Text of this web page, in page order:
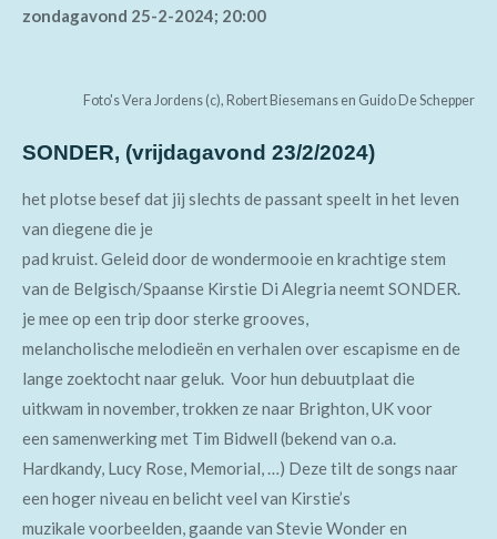
zondagavond 25-2-2024; 20:00
Foto's Vera Jordens (c), Robert Biesemans en Guido De Schepper
SONDER, (vrijdagavond 23/2/2024)
het plotse besef dat jij slechts de passant speelt in het leven
van diegene die je
pad kruist. Geleid door de wondermooie en krachtige stem
van de Belgisch/Spaanse Kirstie Di Alegria neemt SONDER.
je mee op een trip door sterke grooves,
melancholische melodieën en verhalen over escapisme en de
lange zoektocht naar geluk. Voor hun debuutplaat die
uitkwam in november, trokken ze naar Brighton, UK voor
een samenwerking met Tim Bidwell (bekend van o.a.
Hardkandy, Lucy Rose, Memorial, …) Deze tilt de songs naar
een hoger niveau en belicht veel van Kirstie’s
muzikale voorbeelden, gaande van Stevie Wonder en